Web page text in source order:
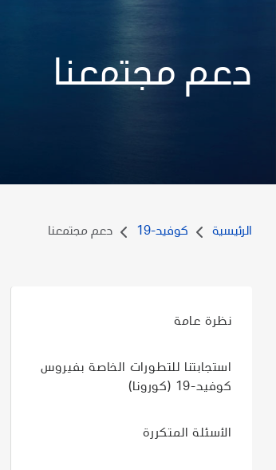
دعم مجتمعنا
الرئيسية كوفيد-19 دعم مجتمعنا
نظرة عامة
استجابتنا للتطورات الخاصة بفيروس
كوفيد-19 (كورونا)
الأسئلة المتكررة